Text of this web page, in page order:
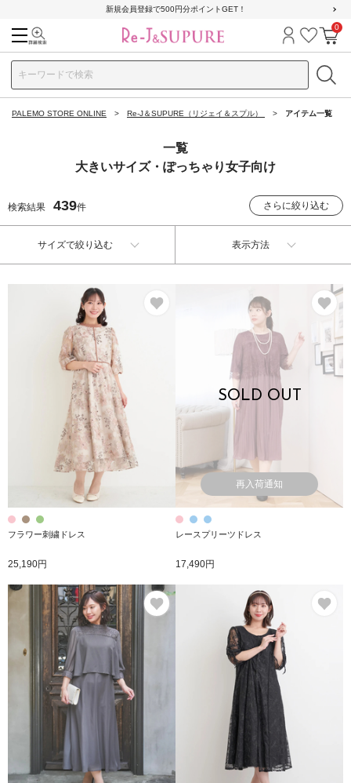
新規会員登録で500円分ポイントGET！
ログイン
お気に
カ
0
PALEMO STORE ONLINE Re-J＆SUPURE（リジェイ＆スプル） アイテム一覧
一覧
大きいサイズ・ぽっちゃり女子向け
検索結果 439件 さらに絞り込む
サイズで絞り込む 表示方法
フラワー刺繍ドレス
25,190円
お
SOLD OUT
再入荷通知
レースプリーツドレス
17,490円
お気に入り